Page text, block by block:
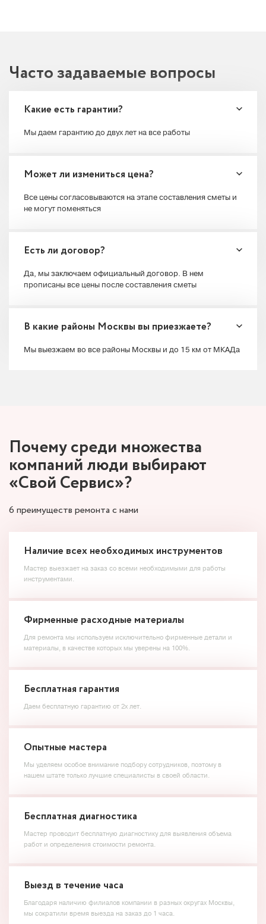
Часто задаваемые вопросы
Какие есть гарантии?
Мы даем гарантию до двух лет на все работы
Может ли измениться цена?
Все цены согласовываются на этапе составления сметы и
не могут поменяться
Есть ли договор?
Да, мы заключаем официальный договор. В нем
прописаны все цены после составления сметы
В какие районы Москвы вы приезжаете?
Мы выезжаем во все районы Москвы и до 15 км от МКАДа
Почему среди множества
компаний люди выбирают
«Свой Сервис»?
6 преимуществ ремонта с нами
Наличие всех необходимых инструментов
Мастер выезжает на заказ со всеми необходимыми для работы
инструментами.
Фирменные расходные материалы
Для ремонта мы используем исключительно фирменные детали и
материалы, в качестве которых мы уверены на 100%.
Бесплатная гарантия
Даем бесплатную гарантию от 2х лет.
Опытные мастера
Мы уделяем особое внимание подбору сотрудников, поэтому в
нашем штате только лучшие специалисты в своей области.
Бесплатная диагностика
Мастер проводит бесплатную диагностику для выявления объема
работ и определения стоимости ремонта.
Выезд в течение часа
Благодаря наличию филиалов компании в разных округах Москвы,
мы сократили время выезда на заказ до 1 часа.